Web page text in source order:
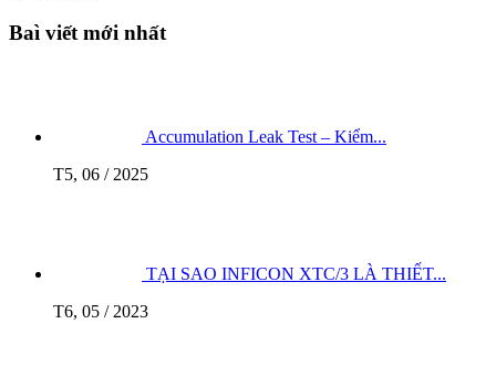
Baì viết mới nhất
Accumulation Leak Test – Kiểm...
T5, 06 / 2025
TẠI SAO INFICON XTC/3 LÀ THIẾT...
T6, 05 / 2023